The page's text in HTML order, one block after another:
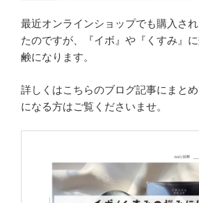
最近オンラインショップでも購入さ
たのですが、『イボ』や『くすみ』
鹸になります。
詳しくはこちらのブログ記事にまと
になる方はご覧くださいませ。